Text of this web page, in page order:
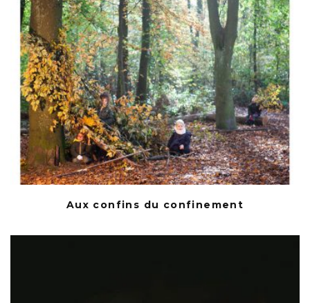
Aux confins du confinement